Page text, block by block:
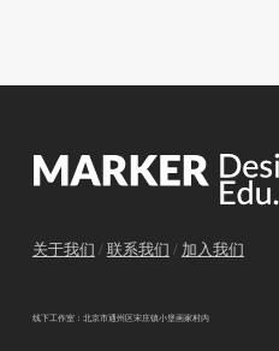
关于我们 / 联系我们 / 加入我们
线下工作室：北京市通州区宋庄镇小堡画家村内